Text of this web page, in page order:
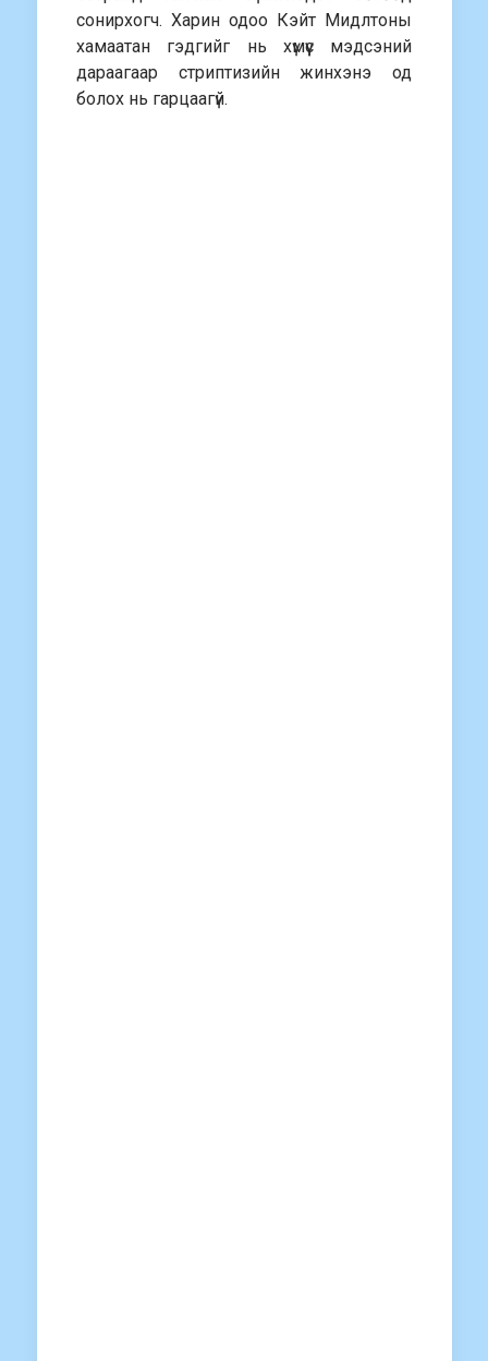
сонирхогч. Харин одоо Кэйт Мидлтоны
хамаатан гэдгийг нь хүмүүс мэдсэний
дараагаар стриптизийн жинхэнэ од
болох нь гарцаагүй.